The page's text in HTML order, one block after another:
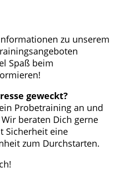
zu unserem
Spaß beim
geweckt?
Probetraining an und
beraten Dich gerne
Sicherheit eine
zum Durchstarten.